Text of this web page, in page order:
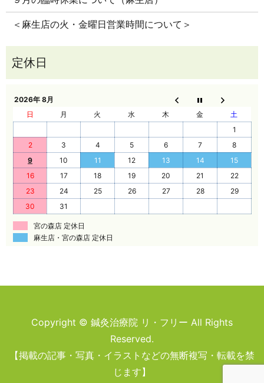
＜麻生店の火・金曜日営業時間について＞
2026年 8月
日
月 火 水 木 金
土
1
2
3 4 5 6 7
8
9
10 11 12 13 14
15
16
17 18 19 20 21
22
23
24 25 26 27 28
29
30
31
宮の森店 定休日
麻生店・宮の森店 定休日
Copyright © 鍼灸治療院 リ・フリー All Rights
Reserved.
【掲載の記事・写真・イラストなどの無断複写・転載を禁
じます】